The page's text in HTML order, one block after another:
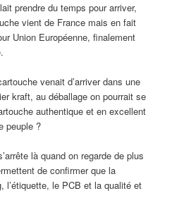
prendre du temps pour arriver,
vient de France mais en fait
Union Européenne, finalement
venait d’arriver dans une
kraft, au déballage on pourrait se
authentique et en excellent
peuple ?
là quand on regarde de plus
de confirmer que la
l’étiquette, le PCB et la qualité et